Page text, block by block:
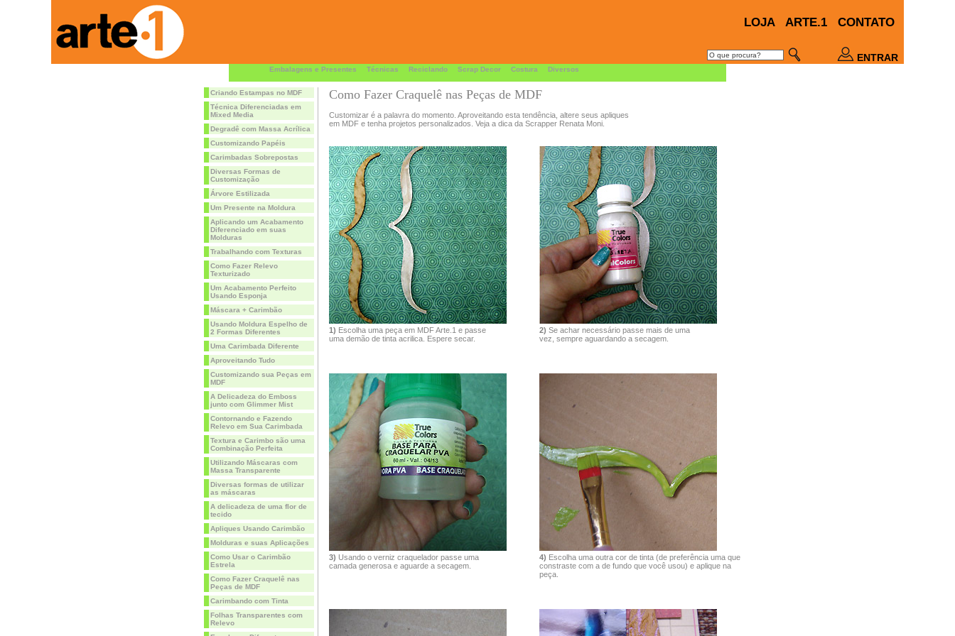
LOJA ARTE.1 CONTATO
ENTRAR
Embalagens e Presentes Técnicas Reciclando Scrap Decor Costura Diversos
Criando Estampas no MDF
Técnica Diferenciadas em
Mixed Media
Degradê com Massa Acrílica
Customizando Papéis
Carimbadas Sobrepostas
Diversas Formas de
Customização
Árvore Estilizada
Um Presente na Moldura
Aplicando um Acabamento
Diferenciado em suas
Molduras
Trabalhando com Texturas
Como Fazer Relevo
Texturizado
Um Acabamento Perfeito
Usando Esponja
Máscara + Carimbão
Usando Moldura Espelho de
2 Formas Diferentes
Uma Carimbada Diferente
Aproveitando Tudo
Customizando sua Peças em
MDF
A Delicadeza do Emboss
junto com Glimmer Mist
Contornando e Fazendo
Relevo em Sua Carimbada
Textura e Carimbo são uma
Combinação Perfeita
Utilizando Máscaras com
Massa Transparente
Diversas formas de utilizar
as máscaras
A delicadeza de uma flor de
tecido
Apliques Usando Carimbão
Molduras e suas Aplicações
Como Usar o Carimbão
Estrela
Como Fazer Craquelê nas
Peças de MDF
Carimbando com Tinta
Folhas Transparentes com
Relevo
Como Fazer Craquelê nas Peças de MDF
Customizar é a palavra do momento. Aproveitando esta tendência, altere seus apliques
em MDF e tenha projetos personalizados. Veja a dica da Scrapper Renata Moni.
1) Escolha uma peça em MDF Arte.1 e passe
uma demão de tinta acrilica. Espere secar.
2) Se achar necessário passe mais de uma
vez, sempre aguardando a secagem.
3) Usando o verniz craquelador passe uma
camada generosa e aguarde a secagem.
4) Escolha uma outra cor de tinta (de preferência uma que
constraste com a de fundo que você usou) e aplique na
peça.